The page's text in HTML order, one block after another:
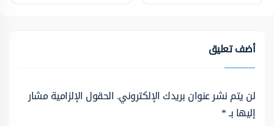
أضف تعليق
لن يتم نشر عنوان بريدك الإلكتروني. الحقول الإلزامية مشار
إليها بـ*